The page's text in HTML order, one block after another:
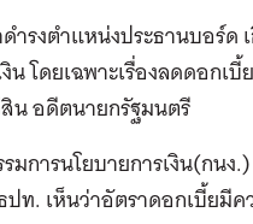
ำรงตำแหน่งประธานบอร์
โดยเฉพาะเรื่องลดดอกเ
น อดีตนายกรัฐมนตรี
มการนโยบายการเงิน(กน
. เห็นว่าอัตราดอกเบี้ยมีค